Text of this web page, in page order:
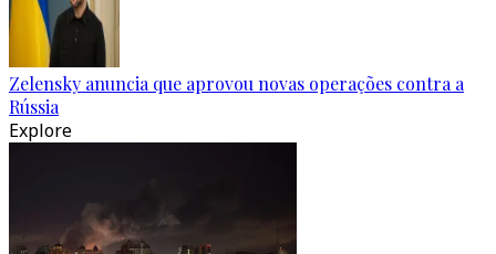
Zelensky anuncia que aprovou novas operações contra a
Rússia
Explore